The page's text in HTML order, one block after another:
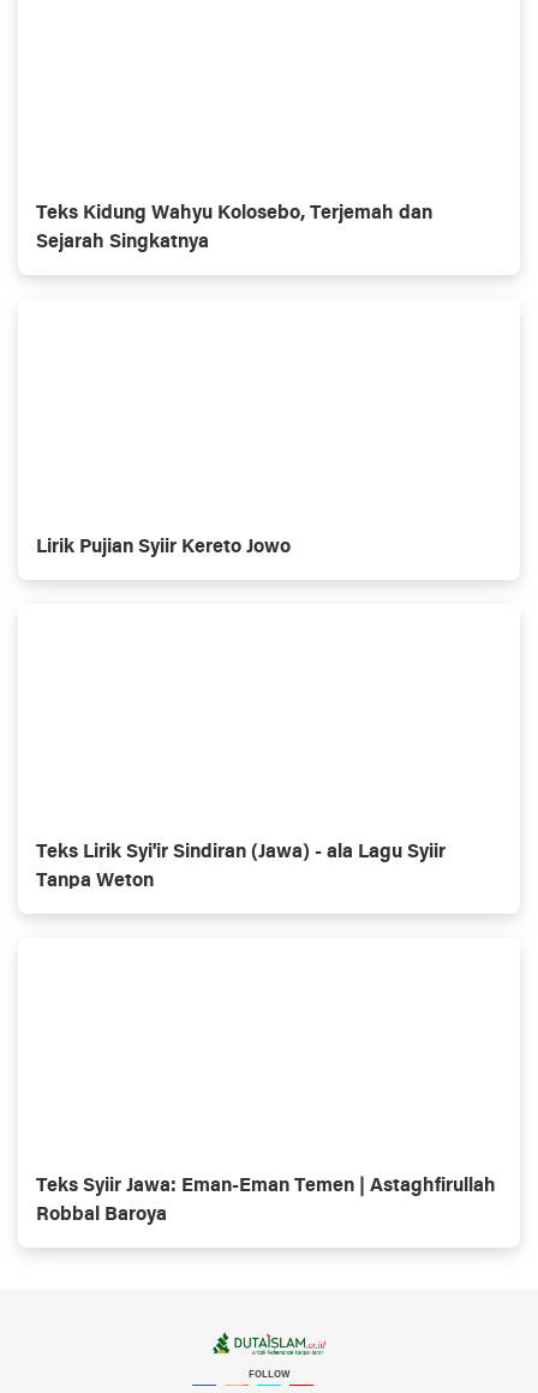
Teks Kidung Wahyu Kolosebo, Terjemah dan
Sejarah Singkatnya
Lirik Pujian Syiir Kereto Jowo
Teks Lirik Syi'ir Sindiran (Jawa) - ala Lagu Syiir
Tanpa Weton
Teks Syiir Jawa: Eman-Eman Temen | Astaghfirullah
Robbal Baroya
FOLLOW